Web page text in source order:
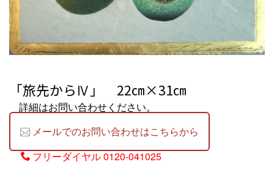
「旅先からⅣ」 22㎝×31㎝
詳細はお問い合わせください。
メールでのお問い合わせはこちらから
フリーダイヤル0120-041025